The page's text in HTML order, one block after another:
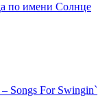
по имени Солнце
Songs For Swingin`